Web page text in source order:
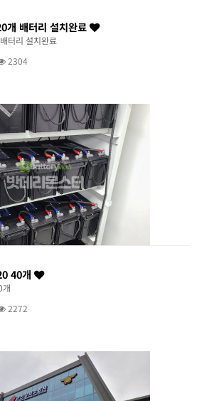
개 배터리 설치완료
터리 설치완료
2304
40개
개
2272